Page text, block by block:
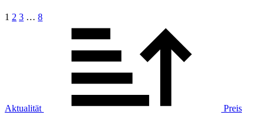
1 2 3 … 8
Aktualität Preis